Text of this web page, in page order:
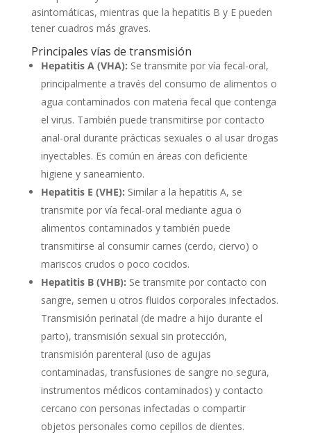
asintomáticas, mientras que la hepatitis B y E pueden
tener cuadros más graves.
Principales vías de transmisión
Hepatitis A (VHA): Se transmite por vía fecal-oral,
principalmente a través del consumo de alimentos o
agua contaminados con materia fecal que contenga
el virus. También puede transmitirse por contacto
anal-oral durante prácticas sexuales o al usar drogas
inyectables. Es común en áreas con deficiente
higiene y saneamiento.
Hepatitis E (VHE): Similar a la hepatitis A, se
transmite por vía fecal-oral mediante agua o
alimentos contaminados y también puede
transmitirse al consumir carnes (cerdo, ciervo) o
mariscos crudos o poco cocidos.
Hepatitis B (VHB): Se transmite por contacto con
sangre, semen u otros fluidos corporales infectados.
Transmisión perinatal (de madre a hijo durante el
parto), transmisión sexual sin protección,
transmisión parenteral (uso de agujas
contaminadas, transfusiones de sangre no segura,
instrumentos médicos contaminados) y contacto
cercano con personas infectadas o compartir
objetos personales como cepillos de dientes.